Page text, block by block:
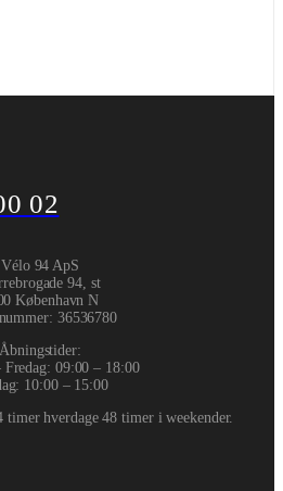
02
Vélo 94 ApS
94, st
København N
: 36536780
Åbningstider:
Fredag: 09:00 – 18:00
10:00 – 15:00
hverdage 48 timer i weekender.